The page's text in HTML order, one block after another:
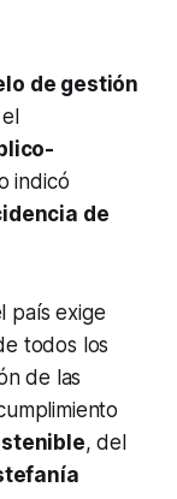
de gestión
indicó
de
país exige
todos los
de las
, del